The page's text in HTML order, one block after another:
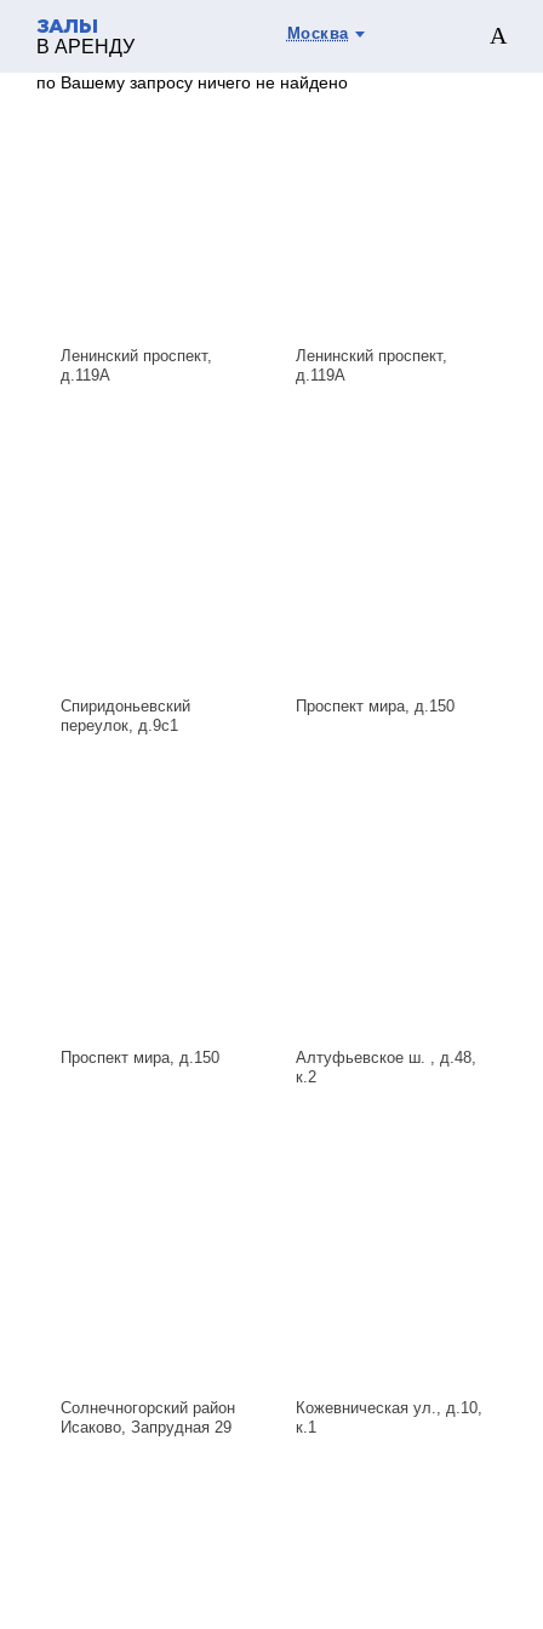
ЗАЛЫ
В АРЕНДУ
Москва
по Вашему запросу ничего не найдено
Ленинский проспект,
д.119А
Ленинский проспект,
д.119А
Спиридоньевский
переулок, д.9с1
Проспект мира, д.150
Проспект мира, д.150
Алтуфьевское ш. , д.48,
к.2
Солнечногорский район
Исаково, Запрудная 29
Кожевническая ул., д.10,
к.1